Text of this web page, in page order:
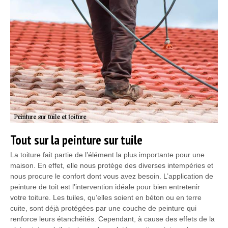
Tout sur la peinture sur tuile
La toiture fait partie de l’élément la plus importante pour une
maison. En effet, elle nous protège des diverses intempéries et
nous procure le confort dont vous avez besoin. L’application de
peinture de toit est l’intervention idéale pour bien entretenir
votre toiture. Les tuiles, qu’elles soient en béton ou en terre
cuite, sont déjà protégées par une couche de peinture qui
renforce leurs étanchéités. Cependant, à cause des effets de la